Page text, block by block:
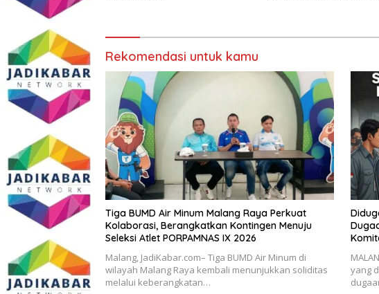
Rekomendasi untuk kamu
Tiga BUMD Air Minum Malang Raya Perkuat
Kolaborasi, Berangkatkan Kontingen Menuju
Seleksi Atlet PORPAMNAS IX 2026
Malang, JadiKabar.com– Tiga BUMD Air Minum di
wilayah Malang Raya kembali menunjukkan soliditas
melalui keberangkatan…
yang